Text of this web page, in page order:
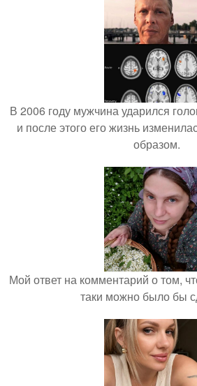
В 2006 году мужчина ударился
и после этого его жизнь
образом.
Мой ответ на комментарий о том,
таки можно было бы